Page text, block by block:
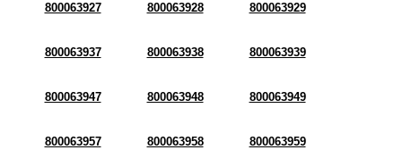
800063927 800063928 800063929
800063937 800063938 800063939
800063947 800063948 800063949
800063957 800063958 800063959